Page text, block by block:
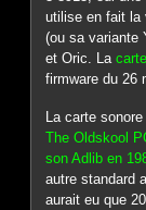
utilise en fait la
(ou sa variante
et Oric. La
firmware du 26
La carte sonore
The Oldskool
son Adlib en
autre standard
aurait eu que